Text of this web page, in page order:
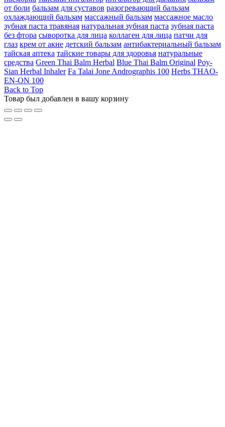
от боли бальзам для суставов разогревающий бальзам
охлаждающий бальзам массажный бальзам массажное масло
зубная паста травяная натуральная зубная паста зубная паста
без фтора сыворотка для лица коллаген для лица патчи для
глаз крем от акне детский бальзам антибактериальный бальзам
тайская аптека тайские товары для здоровья натуральные
средства Green Thai Balm Herbal Blue Thai Balm Original Poy-
Sian Herbal Inhaler Fa Talai Jone Andrographis 100 Herbs THAO-
EN-ON 100
Back to Top
Товар был добавлен в вашу корзину